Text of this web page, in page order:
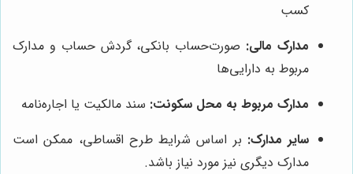
کسب
مدارک مالی: صورت‌حساب بانکی، گردش حساب و مدارک
مربوط به دارایی‌ها
مدارک مربوط به محل سکونت: سند مالکیت یا اجاره‌نامه
سایر مدارک: بر اساس شرایط طرح اقساطی، ممکن است
مدارک دیگری نیز مورد نیاز باشد.